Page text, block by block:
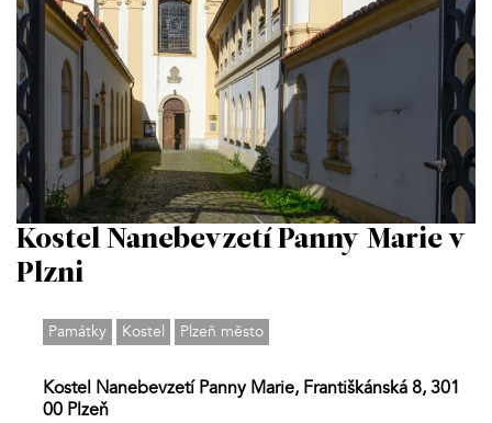
Kostel Nanebevzetí Panny Marie v
Plzni
Památky Kostel Plzeň město
Kostel Nanebevzetí Panny Marie, Františkánská 8, 301
00 Plzeň